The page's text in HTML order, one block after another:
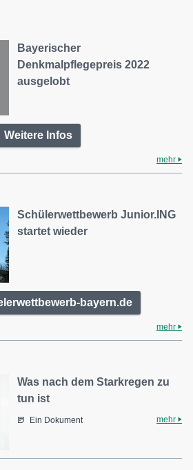
Bayerischer
Denkmalpflegepreis 2022
ausgelobt
Weitere Infos
mehr
Schülerwettbewerb Junior.ING
startet wieder
bayern.de
mehr
Was nach dem Starkregen zu
tun ist
Ein Dokument mehr